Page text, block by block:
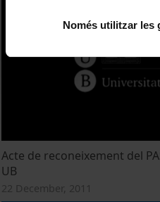
Només utilitzar les
Acte de reconeixement del
UB
22 December, 2011